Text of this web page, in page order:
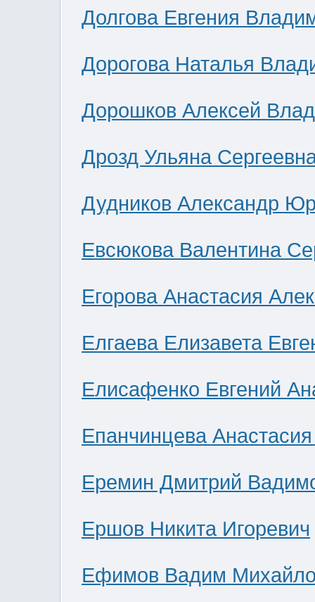
Долгова Евгения
Дорогова Наталья
Дорошков Алексей
Дрозд Ульяна
Дудников Александр
Евсюкова Валентина
Егорова Анастасия
Елгаева Елизавета
Елисафенко Евгений
Епанчинцева
Еремин Дмитрий
Ершов Никита Игоревич
Ефимов Вадим